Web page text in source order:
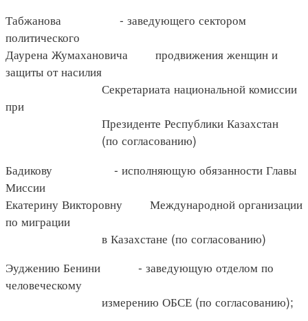
Табжанова - заведующего сектором
политического
Даурена Жумахановича продвижения женщин и
защиты от насилия
Секретариата национальной комиссии
при
Президенте Республики Казахстан
(по согласованию)
Бадикову - исполняющую обязанности Главы
Миссии
Екатерину Викторовну Международной организации
по миграции
в Казахстане (по согласованию)
Эуджению Бенини - заведующую отделом по
человеческому
измерению ОБСЕ (по согласованию);